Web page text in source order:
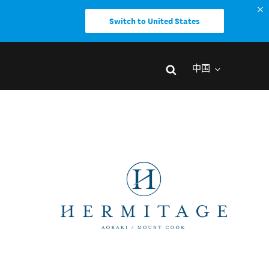
Switch to United States
中国